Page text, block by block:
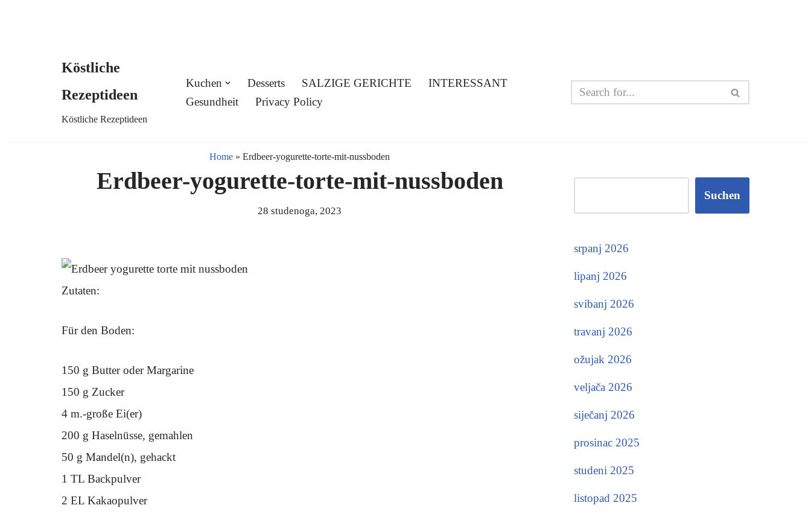
Köstliche
Rezeptideen
Köstliche Rezeptideen
Kuchen Desserts SALZIGE GERICHTE
INTERESSANT
Gesundheit
Privacy Policy
Home » Erdbeer-yogurette-torte-mit-nussboden
Erdbeer-yogurette-torte-mit-nussboden
28 studenoga, 2023
Zutaten:
Für den Boden:
150 g Butter oder Margarine
150 g Zucker
4 m.-große Ei(er)
200 g Haselnüsse, gemahlen
50 g Mandel(n), gehackt
1 TL Backpulver
2 EL Kakaopulver
Suchen
srpanj 2026
lipanj 2026
svibanj 2026
travanj 2026
ožujak 2026
veljača 2026
siječanj 2026
prosinac 2025
studeni 2025
listopad 2025